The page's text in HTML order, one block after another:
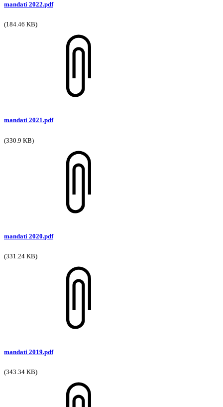
mandati 2022.pdf
(184.46 KB)
mandati 2021.pdf
(330.9 KB)
mandati 2020.pdf
(331.24 KB)
mandati 2019.pdf
(343.34 KB)